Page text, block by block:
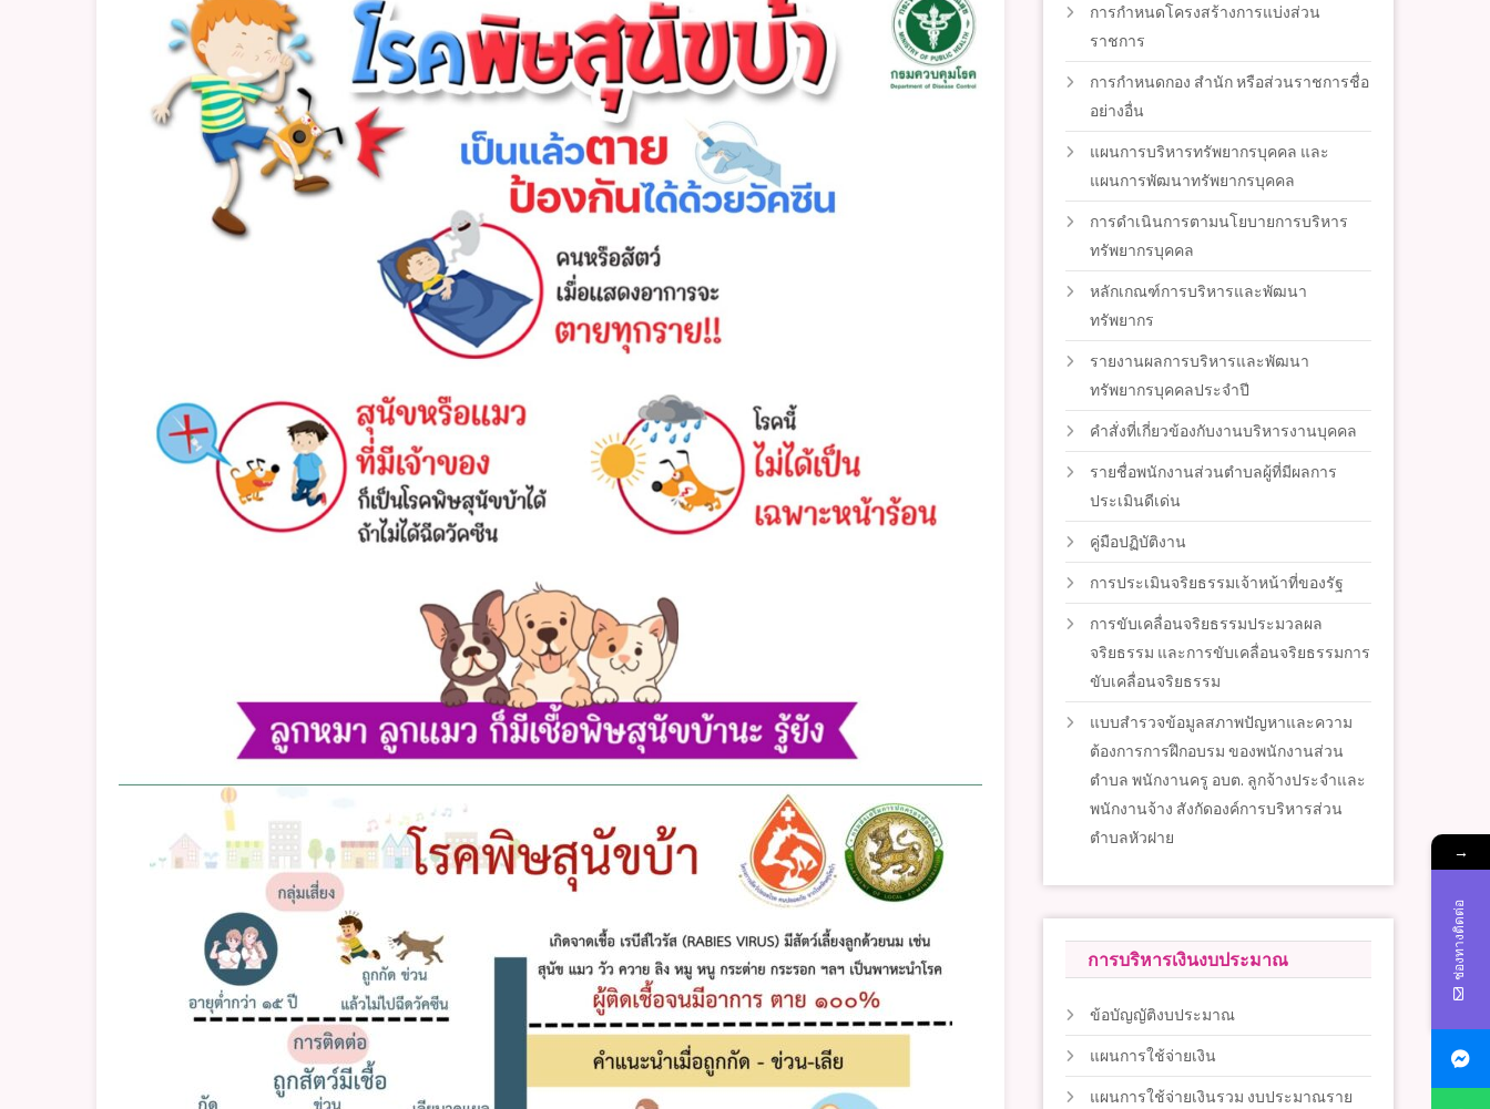
เลี้ยง
แสน
น่า
รัก!!
ป้องกัน
ได้
ด้วย
การ
ฉีด
วัคซีน
ป้องกัน
พิษ
สุนัข
ให้
เพื่อ
และ
น้อง
สัตว์
ด้วย
ความ
ปา
รถ
องค์การ
บริหาร
ตำบล
หัว
การกำหนดโครงสร้างการแบ่งส่วน
ราชการ
การกำหนดกอง สำนัก หรือส่วนราชการชื่อ
อย่างอื่น
แผนการบริหารทรัพยากรบุคคล และ
แผนการพัฒนาทรัพยากรบุคคล
การดำเนินการตามนโยบายการบริหาร
ทรัพยากรบุคคล
หลักเกณฑ์การบริหารและพัฒนา
ทรัพยากร
รายงานผลการบริหารและพัฒนา
ทรัพยากรบุคคลประจำปี
คำสั่งที่เกี่ยวข้องกับงานบริหารงานบุคคล
รายชื่อพนักงานส่วนตำบลผู้ที่มีผลการ
ประเมินดีเด่น
คู่มือปฏิบัติงาน
การประเมินจริยธรรมเจ้าหน้าที่ของรัฐ
การขับเคลื่อนจริยธรรมประมวลผล
จริยธรรม และการขับเคลื่อนจริยธรรมการ
ขับเคลื่อนจริยธรรม
แบบสำรวจข้อมูลสภาพปัญหาและความ
ต้องการการฝึกอบรม ของพนักงานส่วน
ตำบล พนักงานครู อบต. ลูกจ้างประจำและ
พนักงานจ้าง สังกัดองค์การบริหารส่วน
ตำบลหัวฝาย
การบริหารเงินงบประมาณ
ข้อบัญญัติงบประมาณ
แผนการใช้จ่ายเงิน
แผนการใช้จ่ายเงินรวม งบประมาณราย
→
ช่องทางติดต่อ